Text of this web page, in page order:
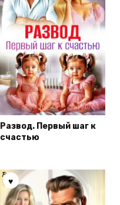
Развод. Первый шаг к
счастью